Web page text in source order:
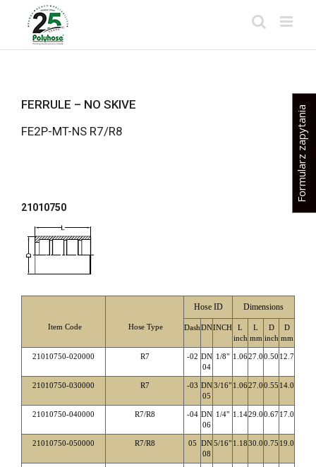
content
FERRULE – NO SKIVE
FE2P-MT-NS R7/R8
21010750
Hose ID Dimensions
Item Code Hose Type DashDNINCH
L
inch
L
mm
D
inch
D
mm
21010750-020000 R7 -02 DN
04
1/8" 1.0627.00.50 12.7
21010750-030000 R7 -03 DN
05
3/16" 1.0627.00.55 14.0
21010750-040000 R7/R8 -04 DN
06
1/4" 1.1429.00.6717.0
21010750-050000 R7/R8 05 DN
08
5/16" 1.1830.00.75 19.0
Formularz zapytania